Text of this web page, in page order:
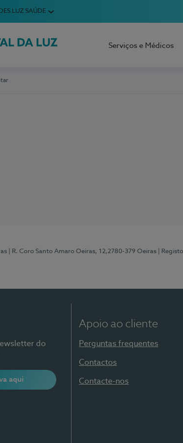
LUZ SAÚDE
Serviços e Médicos
| R. Coro Santo Amaro Oeiras, 12,2780-379 Oeiras |
do
aqui
Apoio ao cliente
Perguntas frequentes
Contactos
Contacte-nos